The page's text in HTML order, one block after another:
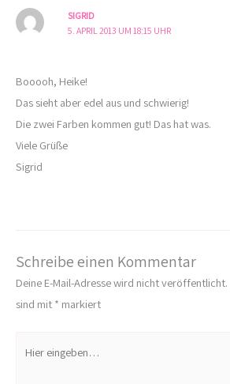
SIGRID
5. APRIL 2013 UM 18:15 UHR
Booooh, Heike!
Das sieht aber edel aus und schwierig!
Die zwei Farben kommen gut! Das hat was.
Viele Grüße
Sigrid
Schreibe einen Kommentar
Deine E-Mail-Adresse wird nicht veröffentlicht.
sind mit * markiert
eingeben…